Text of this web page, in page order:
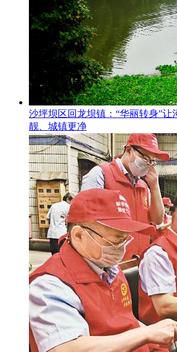
沙坪坝区回龙坝镇：“华丽转身”让
靓、城镇更净